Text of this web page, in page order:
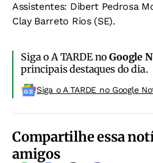
Assistentes: Dibert Pedrosa
Clay Barreto Rios (SE).
Siga o A TARDE noGoogle
principais destaques do dia.
Siga o A TARDE no Google
Compartilhe essa
amigos